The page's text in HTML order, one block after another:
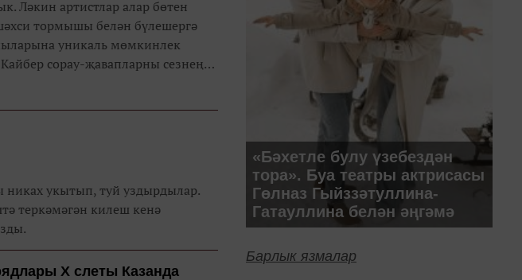
Ләкин артистлар алар бөтен
тормышы белән бүлешергә
уникаль мөмкинлек
сорау-җавапларны сезнең
укытып, туй уздырдылар.
теркәмәгән килеш кенә
Х слеты Казанда
«Бәхетле булу үзебездән
тора». Буа театры актрисасы
Гөлназ Гыйззәтуллина-
Гатауллина белән әңгәмә
Барлык язмалар